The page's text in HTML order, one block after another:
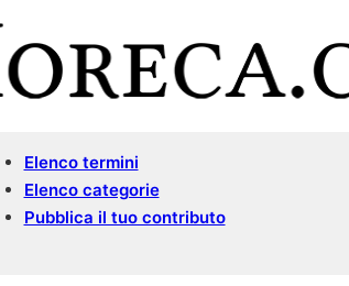
Elenco termini
Elenco categorie
Pubblica il tuo contributo